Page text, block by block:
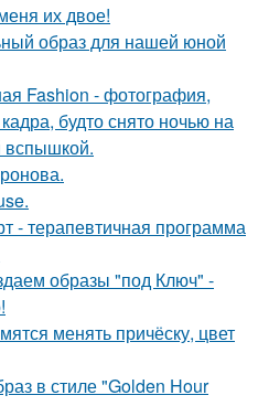
их двое!
образ для нашей юной
Fashion - фотография,
будто снято ночью на
вспышкой.
- терапевтичная программа
образы "под Ключ" -
менять причёску, цвет
в стиле "Golden Hour